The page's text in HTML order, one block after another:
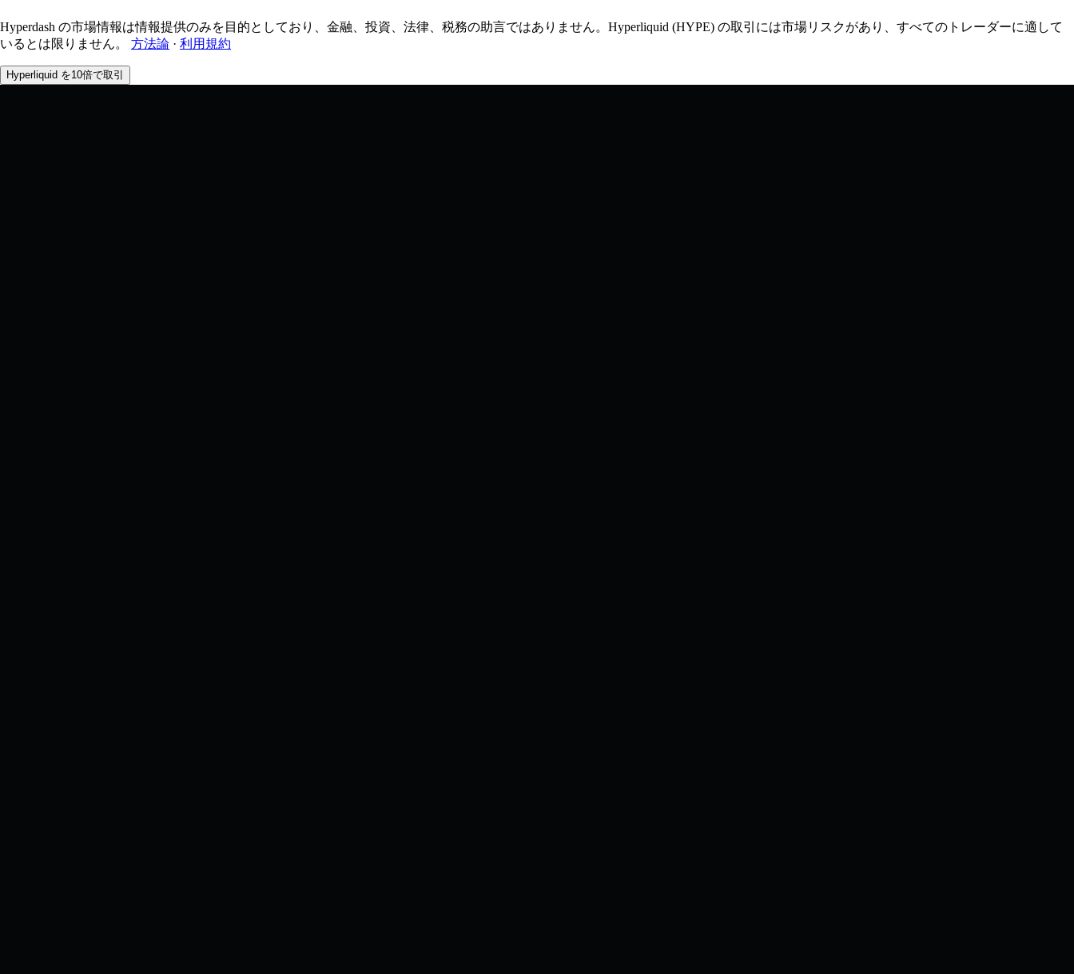
Hyperdash の市場情報は情報提供のみを目的としており、金融、投資、法律、税務の助言ではありません。Hyperliquid (HYPE) の取引には市場リスクがあり、すべてのトレーダーに適して
いるとは限りません。
方法論 · 利用規約
Hyperliquid を10倍で取引